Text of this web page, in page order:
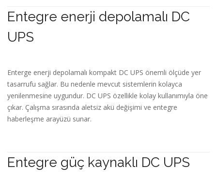
Entegre enerji depolamalı DC
UPS
Enterge enerji depolamalı kompakt DC UPS önemli ölçüde yer
tasarrufu sağlar. Bu nedenle mevcut sistemlerin kolayca
yenilenmesine uygundur. DC UPS özellikle kolay kullanımıyla öne
çıkar. Çalışma sırasında aletsiz akü değişimi ve entegre
haberleşme arayüzü sunar.
Entegre güç kaynaklı DC UPS